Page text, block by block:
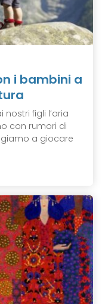
i bambini a
figli l’aria
con rumori di
a giocare